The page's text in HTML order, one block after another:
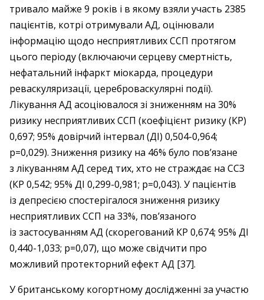
тривало майже 9 років і в якому взяли участь 2385
пацієнтів, котрі отримували АД, оцінювали
інформацію щодо несприятливих ССП протягом
цього періоду (включаючи серцеву смертність,
нефатальний інфаркт міокарда, процедури
реваскуляризації, цереброваскулярні події).
Лікування АД асоціювалося зі зниженням на 30%
ризику несприятливих ССП (коефіцієнт ризику (КР)
0,697; 95% довірчий інтервал (ДІ) 0,504-0,964;
p=0,029). Зниження ризику на 46% було пов’язане
з лікуванням АД серед тих, хто не страждає на ССЗ
(КР 0,542; 95% ДІ 0,299-0,981; p=0,043). У пацієнтів
із депресією спостерігалося зниження ризику
несприятливих ССП на 33%, пов’язаного
із застосуванням АД (скорегований КР 0,674; 95% ДІ
0,440-1,033; р=0,07), що може свідчити про
можливий протекторний ефект АД [37].
У британському когортному дослідженні за участю